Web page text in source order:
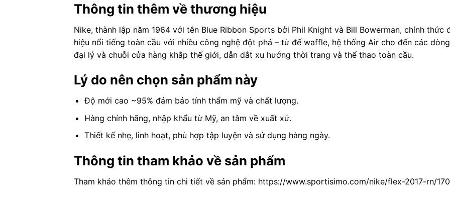
Thông tin thêm về thương hiệu
Nike, thành lập năm 1964 với tên Blue Ribbon Sports bởi Phil Knight và Bill Bowerman, chính thức
hiệu nổi tiếng toàn cầu với nhiều công nghệ đột phá – từ đế waffle, hệ thống Air cho đến các
đại lý và chuỗi cửa hàng khắp thế giới, dẫn dắt xu hướng thời trang và thể thao toàn cầu.
Lý do nên chọn sản phẩm này
Độ mới cao ~95% đảm bảo tính thẩm mỹ và chất lượng.
Hàng chính hãng, nhập khẩu từ Mỹ, an tâm về xuất xứ.
Thiết kế nhẹ, linh hoạt, phù hợp tập luyện và sử dụng hàng ngày.
Thông tin tham khảo về sản phẩm
Tham khảo thêm thông tin chi tiết về sản phẩm: https://www.sportisimo.com/nike/flex-2017-rn/